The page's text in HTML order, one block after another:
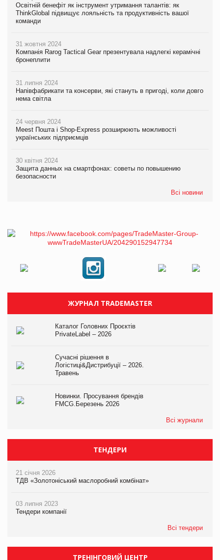
Освітній бенефіт як інструмент утримання талантів: як
ThinkGlobal підвищує лояльність та продуктивність вашої
команди
31 жовтня 2024
Компанія Rarog Tactical Gear презентувала надлегкі керамічні
бронеплити
31 липня 2024
Напівфабрикати та консерви, які стануть в пригоді, коли довго
нема світла
24 червня 2024
Meest Пошта і Shop-Express розширюють можливості
українських підприємців
30 квітня 2024
Защита данных на смартфонах: советы по повышению
безопасности
Всі новини
ЖУРНАЛ TRADEMASTER
Каталог Головних Проєктів
PrivateLabel – 2026
Сучасні рішення в
Логістиці&Дистрибуції – 2026.
Травень
Новинки. Просування брендів
FMCG.Березень 2026
Всі журнали
ТЕНДЕРИ
21 січня 2026
ТДВ «Золотоніський маслоробний комбінат»
03 липня 2023
Тендери компанії
Всі тендери
ТРЕНІНГОВИЙ ЦЕНТР